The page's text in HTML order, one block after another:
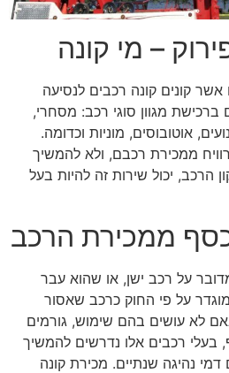
– מי קונה
קונים קונה רכבים לנסיעה
ברכישת מגוון סוגי רכב: מסחרי,
אוטובוסים, מוניות וכדומה.
ממכירת רכבם, ולא להמשיך
הרכב, יכול שירות זה להיות בעל
כסף ממכירת הרכב
על רכב ישן, או שהוא עבר
על פי החוק כרכב שאסור
לא עושים בהם שימוש, גורמים
בעלי רכבים אלו נדרשים להמשיך
דמי נהיגה שנתיים. מכירת קונה